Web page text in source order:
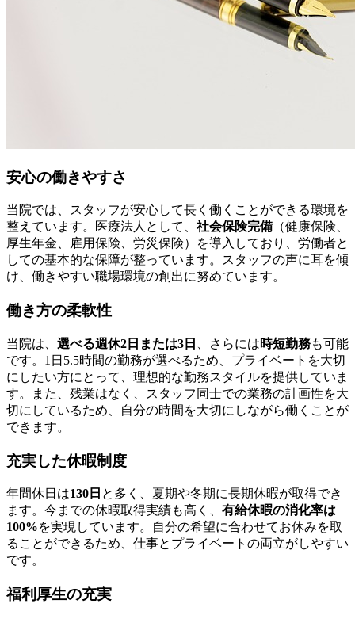
安心の働きやすさ
当院では、スタッフが安心して長く働くことができる環境を
整えています。医療法人として、 社会保険完備 （健康保険、
厚生年金、雇用保険、労災保険）を導入しており、労働者と
しての基本的な保障が整っています。スタッフの声に耳を傾
け、働きやすい職場環境の創出に努めています。
働き方の柔軟性
当院は、 選べる週休2日または3日 、さらには時短勤務も可能
です。1日5.5時間の勤務が選べるため、プライベートを大切
にしたい方にとって、理想的な勤務スタイルを提供していま
す。また、残業はなく、スタッフ同士での業務の計画性を大
切にしているため、自分の時間を大切にしながら働くことが
できます。
充実した休暇制度
年間休日は130日 と多く、夏期や冬期に長期休暇が取得でき
ます。今までの休暇取得実績も高く、 有給休暇の消化率は
100%を実現しています。自分の希望に合わせてお休みを取
ることができるため、仕事とプライベートの両立がしやすい
です。
福利厚生の充実